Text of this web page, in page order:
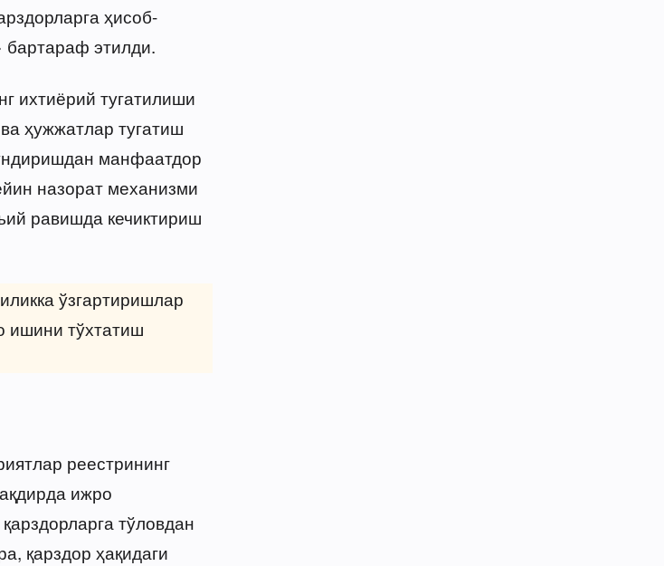
ҳисоб-
бартараф этилди.
ихтиёрий тугатилиши
ҳужжатлар тугатиш
манфаатдор
назорат механизми
равишда кечиктириш
ўзгартиришлар
ишини тўхтатиш
реестрининг
ижро
тўловдан
қарздор ҳақидаги